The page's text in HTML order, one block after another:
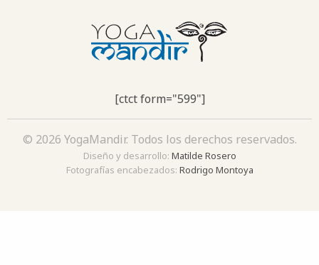
[ctct form="599"]
© 2026 YogaMandir. Todos los derechos reservados.
Diseño y desarrollo: Matilde Rosero
Fotografías encabezados: Rodrigo Montoya